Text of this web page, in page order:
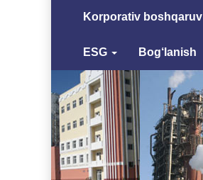
Korporativ boshqaruv
ESG Bog‘lanish